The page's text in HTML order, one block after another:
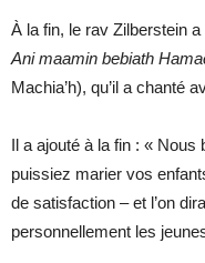
À la fin, le rav Zilberstein
Ani maamin bebiath
Machia’h), qu’il a chanté
Il a ajouté à la fin : «
puissiez marier vos
de satisfaction – et l’on
personnellement les